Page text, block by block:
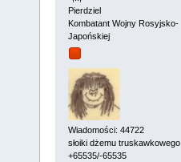
Pierdziel
Kombatant Wojny Rosyjsko-
Japońskiej
Wiadomości: 44722
słoiki dżemu truskawkowego
+65535/-65535